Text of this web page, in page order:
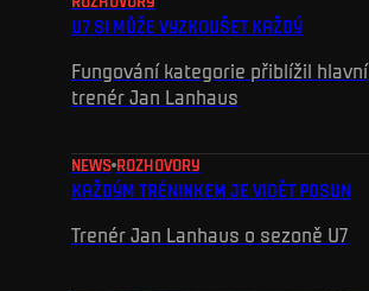
U7 SI MŮŽE VYZKOUŠET KAŽDÝ
Fungování kategorie přiblížil hlavní
trenér Jan Lanhaus
NEWS ROZHOVORY
KAŽDÝM TRÉNINKEM JE VIDĚT POSUN
Trenér Jan Lanhaus o sezoně U7